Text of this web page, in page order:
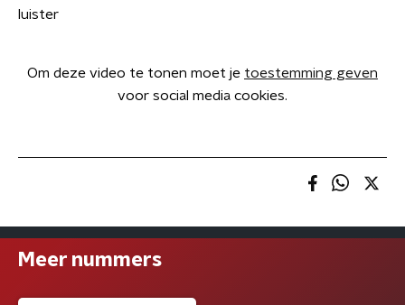
luister
Om deze video te tonen moet je toestemming geven
voor social media cookies.
Meer nummers